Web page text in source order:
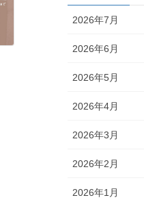
2026年7月
2026年6月
2026年5月
2026年4月
2026年3月
2026年2月
2026年1月